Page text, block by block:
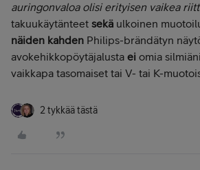
auringonvaloa olisi erityisen vaikea
takuukäytänteet sekä ulkoinen
näiden kahden Philips-brändätyn
avokehikkopöytäjalusta ei omia
vaikkapa tasomaiset tai V- tai K-
2 tykkää tästä